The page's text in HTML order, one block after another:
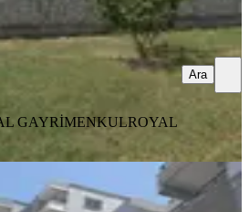
GAYRİMENKULROYAL
Ara
Satılık Sıfır Daıre